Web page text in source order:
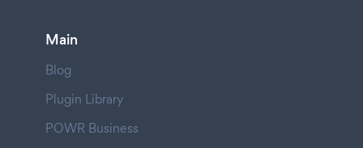
Main
Blog
Plugin Library
POWR Business